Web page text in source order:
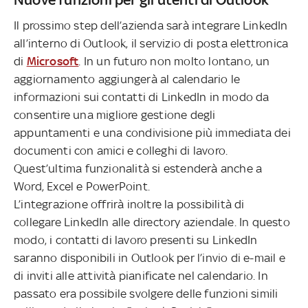
Il prossimo step dell’azienda sarà integrare LinkedIn
all’interno di Outlook, il servizio di posta elettronica
di Microsoft . In un futuro non molto lontano, un
aggiornamento aggiungerà al calendario le
informazioni sui contatti di LinkedIn in modo da
consentire una migliore gestione degli
appuntamenti e una condivisione più immediata dei
documenti con amici e colleghi di lavoro.
Quest’ultima funzionalità si estenderà anche a
Word, Excel e PowerPoint.
L’integrazione offrirà inoltre la possibilità di
collegare LinkedIn alle directory aziendale. In questo
modo, i contatti di lavoro presenti su LinkedIn
saranno disponibili in Outlook per l’invio di e-mail e
di inviti alle attività pianificate nel calendario. In
passato era possibile svolgere delle funzioni simili